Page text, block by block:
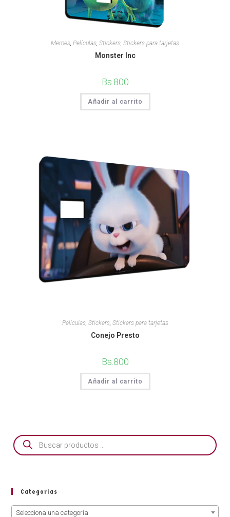
Memes Películas Stickers Stickers para tarjetas
Monster Inc
Bs. 800
Añadir al carrito
Películas, Stickers, Stickers para tarjetas
Conejo Presto
Bs. 800
Añadir al carrito
Categorías
Selecciona una categoría